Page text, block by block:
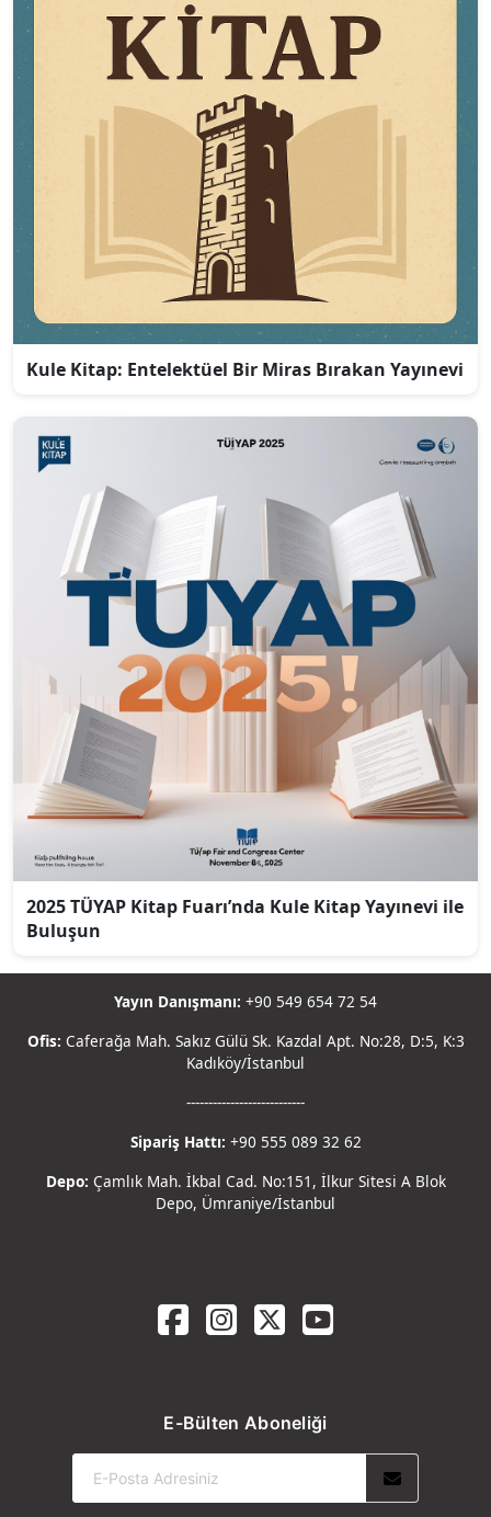
Kule Kitap: Entelektüel Bir Miras Bırakan Yayınevi
2025 TÜYAP Kitap Fuarı’nda Kule Kitap Yayınevi ile
Buluşun
Yayın Danışmanı: +90 549 654 72 54
Ofis: Caferağa Mah. Sakız Gülü Sk. Kazdal Apt. No:28, D:5, K:3
Kadıköy/İstanbul
---------------------------
Sipariş Hattı: +90 555 089 32 62
Depo: Çamlık Mah. İkbal Cad. No:151, İlkur Sitesi A Blok
Depo, Ümraniye/İstanbul
E-Bülten Aboneliği